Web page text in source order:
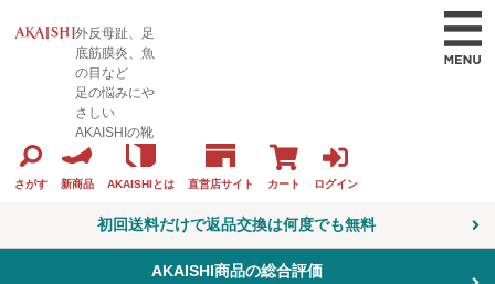
外反母趾、足
底筋膜炎、魚
の目など
足の悩みにや
さしい
AKAISHIの靴
さがす 新商品 AKAISHIとは 直営店サイト カート ログイン
初回送料だけで返品交換は何度でも無料
AKAISHI商品の総合評価